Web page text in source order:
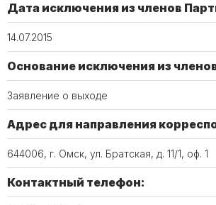
Дата исключения из членов
14.07.2015
Основание исключения из
Заявление о выходе
Адрес для направления
644006, г. Омск, ул. Братская, д. 11/1, оф. 1
Контактный телефон: